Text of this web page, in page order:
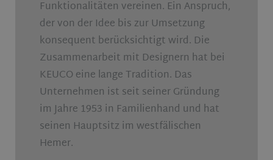
Funktionalitäten vereinen. Ein Anspruch,
der von der Idee bis zur Umsetzung
konsequent berücksichtigt wird. Die
Zusammenarbeit mit Designern hat bei
KEUCO eine lange Tradition. Das
Unternehmen ist seit seiner Gründung
im Jahre 1953 in Familienhand und hat
seinen Hauptsitz im westfälischen
Hemer.